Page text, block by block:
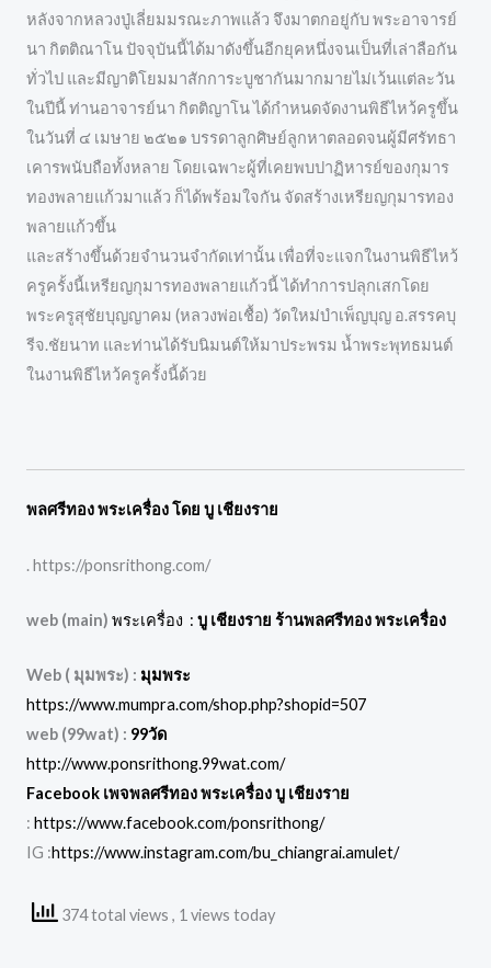
หลังจากหลวงปู่เลี่ยมมรณะภาพแล้ว จึงมาตกอยู่กับ พระอาจารย์
นา กิตติณาโน ปัจจุบันนี้ได้มาดังขึ้นอีกยุคหนึ่งจนเป็นที่เล่าลือกัน
ทั่วไป และมีญาติโยมมาสักการะบูชากันมากมายไม่เว้นแต่ละวัน
ในปีนี้ ท่านอาจารย์นา กิตติญาโน ได้กำหนดจัดงานพิธีไหว้ครูขึ้น
ในวันที่ ๔ เมษาย ๒๕๒๑ บรรดาลูกศิษย์ลูกหาตลอดจนผู้มีศรัทธา
เคารพนับถือทั้งหลาย โดยเฉพาะผู้ที่เคยพบปาฏิหารย์ของกุมาร
ทองพลายแก้วมาแล้ว ก็ได้พร้อมใจกัน จัดสร้างเหรียญกุมารทอง
พลายแก้วขึ้น
และสร้างขึ้นด้วยจำนวนจำกัดเท่านั้น เพื่อที่จะแจกในงานพิธีไหว้
ครูครั้งนี้เหรียญกุมารทองพลายแก้วนี้ ได้ทำการปลุกเสกโดย
พระครูสุชัยบุญญาคม (หลวงพ่อเชื้อ) วัดใหม่บำเพ็ญบุญ อ.สรรคบุ
รีจ.ชัยนาท และท่านได้รับนิมนต์ให้มาประพรม น้ำพระพุทธมนต์
ในงานพิธีไหว้ครูครั้งนี้ด้วย
พลศรีทอง พระเครื่อง โดย บู เชียงราย
. https://ponsrithong.com/
web (main) พระเครื่อง : บู เชียงราย ร้านพลศรีทอง พระเครื่อง
Web ( มุมพระ) : มุมพระ
https://www.mumpra.com/shop.php?shopid=507
web (99wat) : 99วัด
http://www.ponsrithong.99wat.com/
Facebook เพจพลศรีทอง พระเครื่อง บู เชียงราย
: https://www.facebook.com/ponsrithong/
IG :https://www.instagram.com/bu_chiangrai.amulet/
374 total views , 1 views today